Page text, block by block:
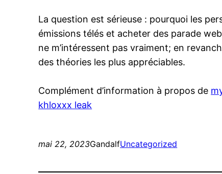
La question est sérieuse : pourquoi les
émissions télés et acheter des parade
ne m’intéressent pas vraiment; en
des théories les plus appréciables.
Complément d’information à propos de
khloxxx leak
mai 22, 2023GandalfUncategorized